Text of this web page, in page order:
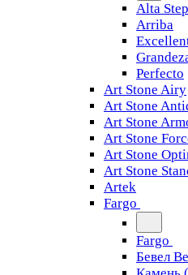
Alta Step
Arriba
Perfecto
Art Stone Airy
Art Stone
Art Stone
Art Stone
Art Stone
Art Stone
Artek
Fargo
Fargo
Бевел